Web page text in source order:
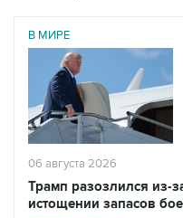
В МИРЕ
06 августа 2026
Трамп разозлился из-
истощении запасов